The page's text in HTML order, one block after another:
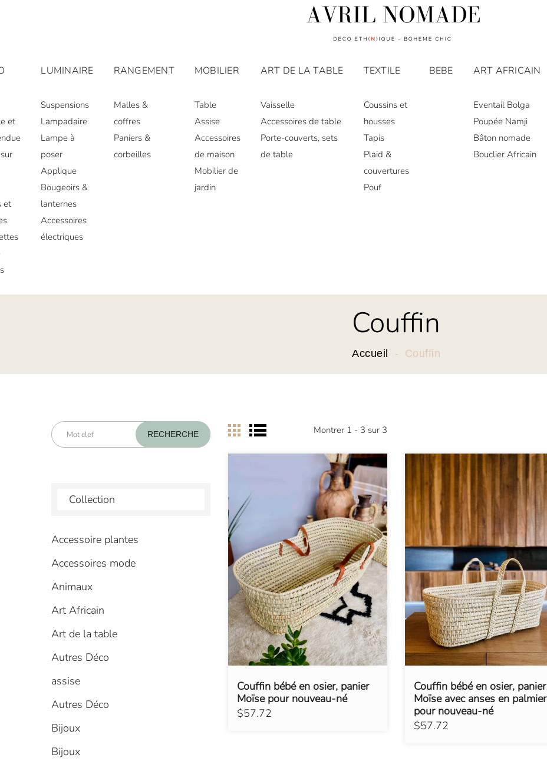
et
et
LUMINAIRE
Suspensions
Lampadaire
Lampe à
poser
Applique
Bougeoirs &
lanternes
Accessoires
électriques
RANGEMENT
Malles &
coffres
Paniers &
corbeilles
MOBILIER
Table
Assise
Accessoires
de maison
Mobilier de
jardin
ART DE LA TABLE
Vaisselle
Accessoires de table
Porte-couverts, sets
de table
TEXTILE
Coussins et
housses
Tapis
Plaid &
couvertures
Pouf
BEBE ART AFRICAIN
Eventail Bolga
Poupée Namji
Bâton nomade
Bouclier Africain
Couffin
Accueil Couffin
Montrer 1 - 3 sur 3
$57.72
Couffin bébé en osier, panier
Moïse pour nouveau-né
$57.72
Couffin bébé en osier, panier
Moïse avec anses en palmier
pour nouveau-né
Collection
Accessoire plantes
Accessoires mode
Animaux
Art Africain
Art de la table
Autres Déco
assise
Autres Déco
Bijoux
Bijoux